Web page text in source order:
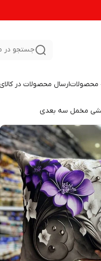
جستجو در
محصولاتارسال محصولات در
مخمل سه بعدی